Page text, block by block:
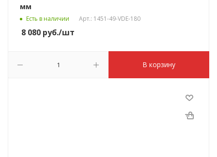
мм
Есть в наличии Арт.: 1451-49-VDE-180
8 080 руб./шт
В корзину